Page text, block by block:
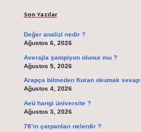
Son Yazılar
Değer analizi nedir ?
Ağustos 6, 2026
Averajla şampiyon olunur mu ?
Ağustos 5, 2026
Arapça bilmeden Kuran okumak sevap
Ağustos 4, 2026
Aeü hangi üniversite ?
Ağustos 3, 2026
78’in çarpanları nelerdir ?